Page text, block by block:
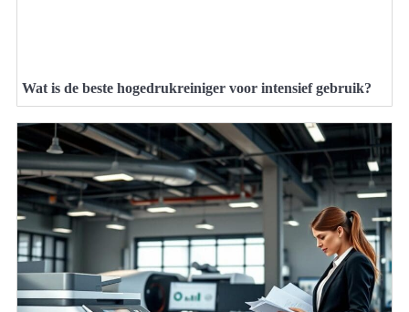
Wat is de beste hogedrukreiniger voor intensief gebruik?